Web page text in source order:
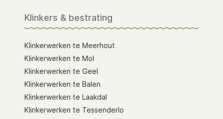
Klinkers & bestrating
Klinkerwerken te Meerhout
Klinkerwerken te Mol
Klinkerwerken te Geel
Klinkerwerken te Balen
Klinkerwerken te Laakdal
Klinkerwerken te Tessenderlo